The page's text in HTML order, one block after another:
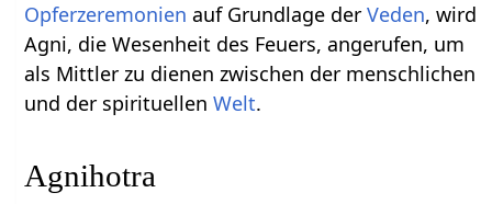
Opferzeremonien auf Grundlage derVeden, wird
Agni, die Wesenheit des Feuers, angerufen, um
als Mittler zu dienen zwischen der menschlichen
und der spirituellenWelt.
Agnihotra